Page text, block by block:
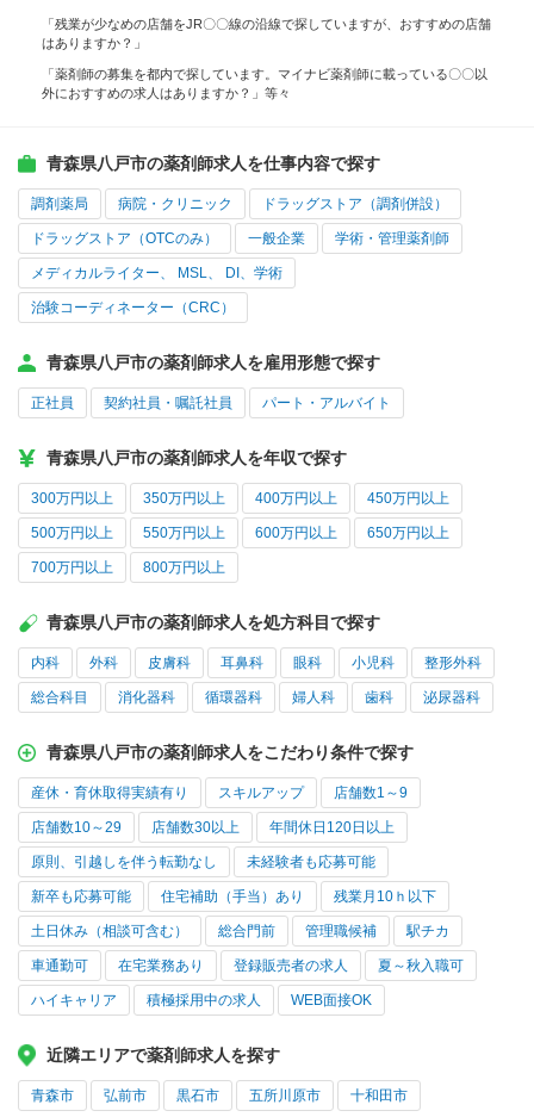
「残業が少なめの店舗をJR〇〇線の沿線で探していますが、おすすめの店舗
はありますか？」
「薬剤師の募集を都内で探しています。マイナビ薬剤師に載っている〇〇以
外におすすめの求人はありますか？」等々
青森県八戸市の薬剤師求人を仕事内容で探す
調剤薬局 病院・クリニック ドラッグストア（調剤併設）
ドラッグストア（OTCのみ） 一般企業 学術・管理薬剤師
メディカルライター、 MSL、 DI、学術
治験コーディネーター（CRC）
青森県八戸市の薬剤師求人を雇用形態で探す
正社員 契約社員・嘱託社員 パート・アルバイト
青森県八戸市の薬剤師求人を年収で探す
300万円以上 350万円以上 400万円以上 450万円以上
500万円以上 550万円以上 600万円以上 650万円以上
700万円以上 800万円以上
青森県八戸市の薬剤師求人を処方科目で探す
内科 外科 皮膚科 耳鼻科 眼科 小児科 整形外科
総合科目 消化器科 循環器科 婦人科 歯科 泌尿器科
青森県八戸市の薬剤師求人をこだわり条件で探す
産休・育休取得実績有り スキルアップ 店舗数1～9
店舗数10～29 店舗数30以上 年間休日120日以上
原則、引越しを伴う転勤なし 未経験者も応募可能
新卒も応募可能 住宅補助（手当）あり 残業月10ｈ以下
土日休み（相談可含む） 総合門前 管理職候補 駅チカ
車通勤可 在宅業務あり 登録販売者の求人 夏～秋入職可
ハイキャリア 積極採用中の求人 WEB面接OK
近隣エリアで薬剤師求人を探す
青森市 弘前市 黒石市 五所川原市 十和田市